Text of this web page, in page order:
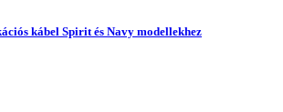
kábel Spirit és Navy modellekhez